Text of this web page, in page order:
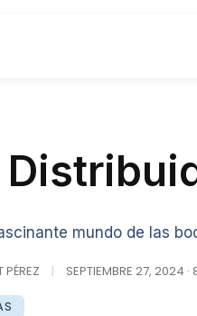
mundo de las
| SEPTIEMBRE 27, 2024 ·